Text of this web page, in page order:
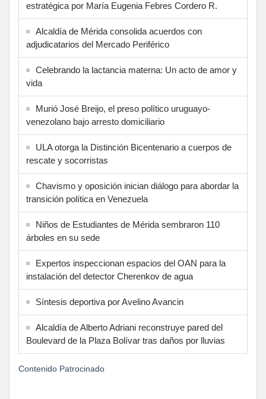
estratégica por María Eugenia Febres Cordero R.
Alcaldía de Mérida consolida acuerdos con
adjudicatarios del Mercado Periférico
Celebrando la lactancia materna: Un acto de amor y
vida
Murió José Breijo, el preso político uruguayo-
venezolano bajo arresto domiciliario
ULA otorga la Distinción Bicentenario a cuerpos de
rescate y socorristas
Chavismo y oposición inician diálogo para abordar la
transición política en Venezuela
Niños de Estudiantes de Mérida sembraron 110
árboles en su sede
Expertos inspeccionan espacios del OAN para la
instalación del detector Cherenkov de agua
Síntesis deportiva por Avelino Avancin
Alcaldía de Alberto Adriani reconstruye pared del
Boulevard de la Plaza Bolívar tras daños por lluvias
Contenido Patrocinado